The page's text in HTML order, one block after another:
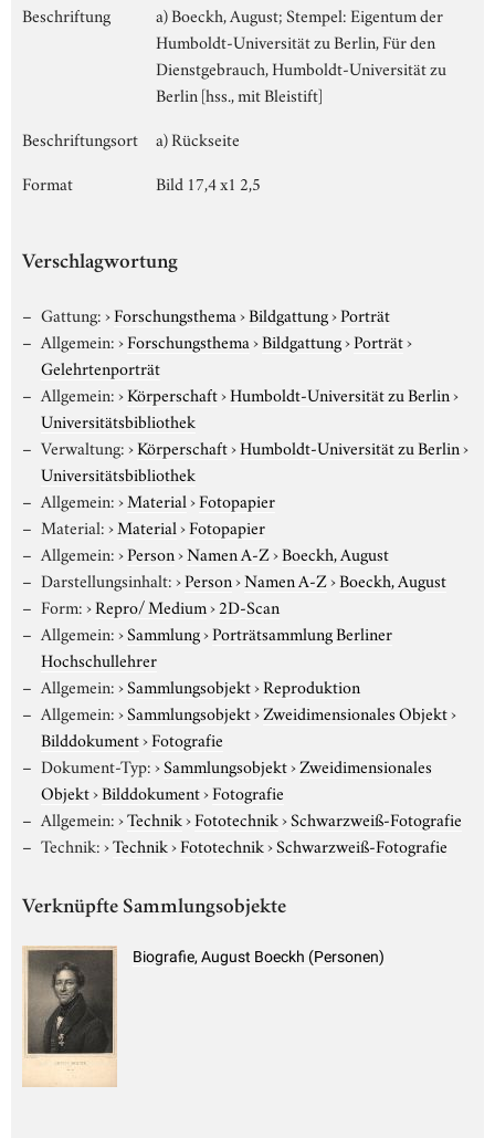
Beschriftung
a) Boeckh, August; Stempel: Eigentum der
Humboldt-Universität zu Berlin, Für den
Dienstgebrauch, Humboldt-Universität zu
Berlin [hss., mit Bleistift]
Beschriftungsort
a) Rückseite
Format
Bild 17,4 x1 2,5
Verschlagwortung
Gattung:›Forschungsthema›Bildgattung›Porträt
Allgemein:›Forschungsthema›Bildgattung›Porträt›
Gelehrtenporträt
Allgemein:›Körperschaft›Humboldt-Universität zu Berlin›
Universitätsbibliothek
Verwaltung:›Körperschaft›Humboldt-Universität zu Berlin›
Universitätsbibliothek
Allgemein:›Material›Fotopapier
Material:›Material›Fotopapier
Allgemein:›Person›Namen A-Z›Boeckh, August
Darstellungsinhalt:›Person›Namen A-Z›Boeckh, August
Form:›Repro/ Medium›2D-Scan
Allgemein:›Sammlung›Porträtsammlung Berliner
Hochschullehrer
Allgemein:›Sammlungsobjekt›Reproduktion
Allgemein:›Sammlungsobjekt›Zweidimensionales Objekt›
Bilddokument›Fotografie
Dokument-Typ:›Sammlungsobjekt›Zweidimensionales
Objekt›Bilddokument›Fotografie
Allgemein:›Technik›Fototechnik›Schwarzweiß-Fotografie
Technik:›Technik›Fototechnik›Schwarzweiß-Fotografie
Verknüpfte Sammlungsobjekte
Biografie, August Boeckh (Personen)